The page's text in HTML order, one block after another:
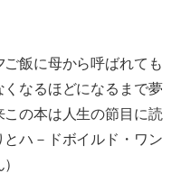
飯に母から呼ばれても
なるほどになるまで夢
の本は人生の節目に読
ハ－ドボイルド・ワン